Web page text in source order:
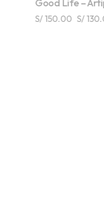
Good Life –
S/150.00 S/